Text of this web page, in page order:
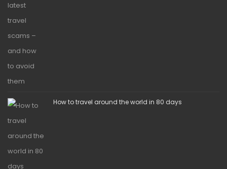
How to travel around the world in 80 days